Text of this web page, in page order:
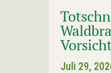
Juli 29,